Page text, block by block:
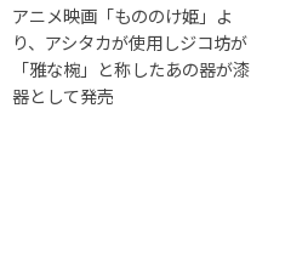
アニメ映画「もののけ姫」よ
り、アシタカが使用しジコ坊が
「雅な椀」と称したあの器が漆
器として発売